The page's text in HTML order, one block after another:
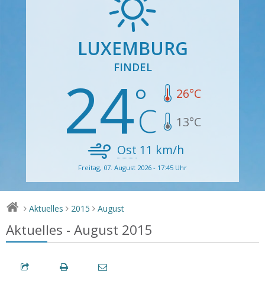
LUXEMBURG
FINDEL
24 26°C
13°C
Ost 11 km/h
Freitag, 07. August 2026 - 17:45 Uhr
> Aktuelles > 2015 > August
Aktuelles - August 2015